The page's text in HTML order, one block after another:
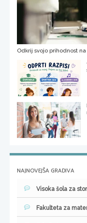
Odkrij svojo prihodnost
NAJNOVEJŠA GRADIVA
Visoka šola za
Fakulteta za